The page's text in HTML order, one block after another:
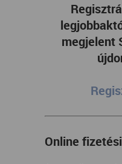
megjelent
Online